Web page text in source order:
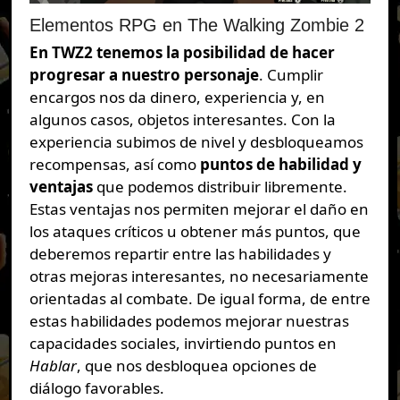
Elementos RPG en The Walking Zombie 2
En TWZ2 tenemos la posibilidad de hacer
progresar a nuestro personaje. Cumplir
encargos nos da dinero, experiencia y, en
algunos casos, objetos interesantes. Con la
experiencia subimos de nivel y desbloqueamos
recompensas, así como puntos de habilidad y
ventajasque podemos distribuir libremente.
Estas ventajas nos permiten mejorar el daño en
los ataques críticos u obtener más puntos, que
deberemos repartir entre las habilidades y
otras mejoras interesantes, no necesariamente
orientadas al combate. De igual forma, de entre
estas habilidades podemos mejorar nuestras
capacidades sociales, invirtiendo puntos en
Hablar, que nos desbloquea opciones de
diálogo favorables.